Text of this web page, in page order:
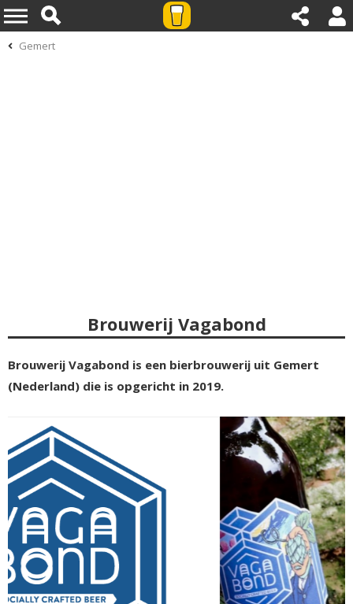
Gemert
Brouwerij Vagabond
Brouwerij Vagabond is een bierbrouwerij uit Gemert
(Nederland) die is opgericht in 2019.